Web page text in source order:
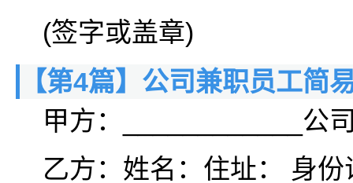
(签字或盖章)
【第4篇】公司兼职员工简
甲方：____________公
乙方：姓名：住址： 身份